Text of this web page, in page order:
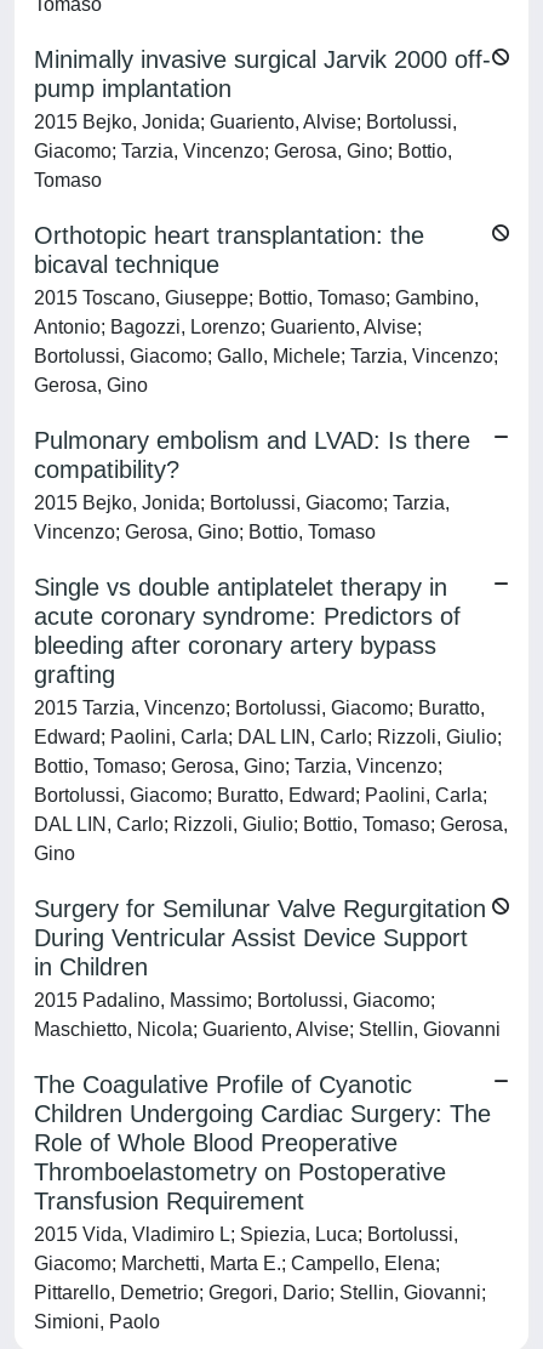
Tomaso
Minimally invasive surgical Jarvik 2000 off-
pump implantation
2015 Bejko, Jonida; Guariento, Alvise; Bortolussi,
Giacomo; Tarzia, Vincenzo; Gerosa, Gino; Bottio,
Tomaso
Orthotopic heart transplantation: the
bicaval technique
2015 Toscano, Giuseppe; Bottio, Tomaso; Gambino,
Antonio; Bagozzi, Lorenzo; Guariento, Alvise;
Bortolussi, Giacomo; Gallo, Michele; Tarzia, Vincenzo;
Gerosa, Gino
Pulmonary embolism and LVAD: Is there
compatibility?
2015 Bejko, Jonida; Bortolussi, Giacomo; Tarzia,
Vincenzo; Gerosa, Gino; Bottio, Tomaso
Single vs double antiplatelet therapy in
acute coronary syndrome: Predictors of
bleeding after coronary artery bypass
grafting
2015 Tarzia, Vincenzo; Bortolussi, Giacomo; Buratto,
Edward; Paolini, Carla; DAL LIN, Carlo; Rizzoli, Giulio;
Bottio, Tomaso; Gerosa, Gino; Tarzia, Vincenzo;
Bortolussi, Giacomo; Buratto, Edward; Paolini, Carla;
DAL LIN, Carlo; Rizzoli, Giulio; Bottio, Tomaso; Gerosa,
Gino
Surgery for Semilunar Valve Regurgitation
During Ventricular Assist Device Support
in Children
2015 Padalino, Massimo; Bortolussi, Giacomo;
Maschietto, Nicola; Guariento, Alvise; Stellin, Giovanni
The Coagulative Profile of Cyanotic
Children Undergoing Cardiac Surgery: The
Role of Whole Blood Preoperative
Thromboelastometry on Postoperative
Transfusion Requirement
2015 Vida, Vladimiro L; Spiezia, Luca; Bortolussi,
Giacomo; Marchetti, Marta E.; Campello, Elena;
Pittarello, Demetrio; Gregori, Dario; Stellin, Giovanni;
Simioni, Paolo